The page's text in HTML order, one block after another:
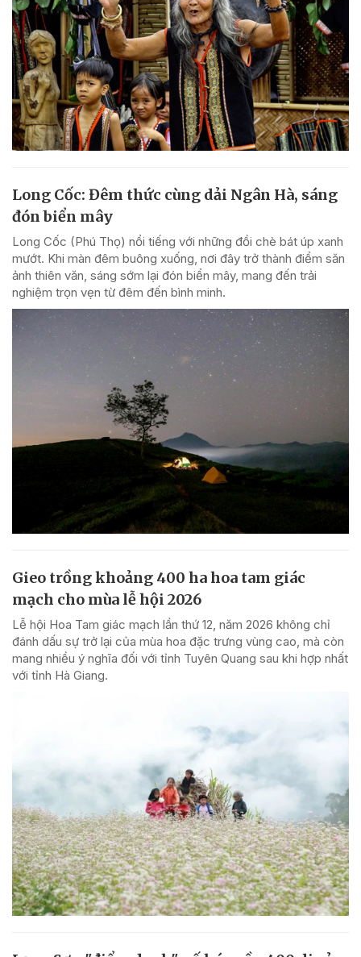
Long Cốc: Đêm thức cùng dải Ngân Hà, sáng
đón biển mây
Long Cốc (Phú Thọ) nổi tiếng với những đồi chè bát úp xanh
mướt. Khi màn đêm buông xuống, nơi đây trở thành điểm săn
ảnh thiên văn, sáng sớm lại đón biển mây, mang đến trải
nghiệm trọn vẹn từ đêm đến bình minh.
Gieo trồng khoảng 400 ha hoa tam giác
mạch cho mùa lễ hội 2026
Lễ hội Hoa Tam giác mạch lần thứ 12, năm 2026 không chỉ
đánh dấu sự trở lại của mùa hoa đặc trưng vùng cao, mà còn
mang nhiều ý nghĩa đối với tỉnh Tuyên Quang sau khi hợp nhất
với tỉnh Hà Giang.